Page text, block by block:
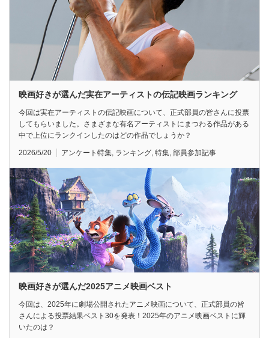
映画好きが選んだ実在アーティストの伝記映画ランキング
今回は実在アーティストの伝記映画について、正式部員の皆さんに投票
してもらいました。さまざまな有名アーティストにまつわる作品がある
中で上位にランクインしたのはどの作品でしょうか？
2026/5/20 アンケート特集 ランキング 特集 部員参加記事
映画好きが選んだ2025アニメ映画ベスト
今回は、2025年に劇場公開されたアニメ映画について、正式部員の皆
さんによる投票結果ベスト30を発表！2025年のアニメ映画ベストに輝
いたのは？